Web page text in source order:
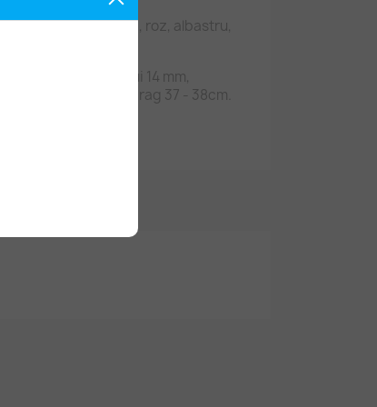
verde-galbui, roz, albastru,
de-a lungul firului 14 mm,
1 mm, lungime sirag 37 - 38cm.
margele.